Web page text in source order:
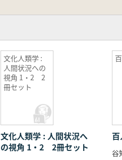
文化人類学 :
人間状況への
視角 1・2 2
冊セット
文化人類学 : 人間状況へ
の視角 1・2 2冊セット
谷